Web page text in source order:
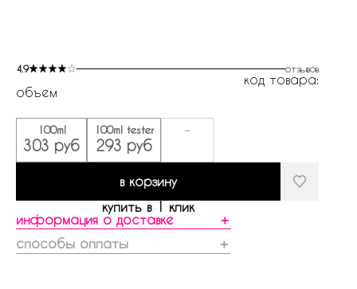
4.9 отзывов
код товара:
объем
100ml
303 руб
100ml tester
293 руб
-
в корзину
купить в 1 клик
информация о доставке
＋
способы оплаты
＋